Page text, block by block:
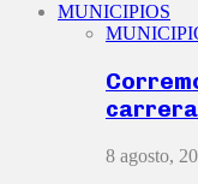
MUNICIPIOS
8 agosto,